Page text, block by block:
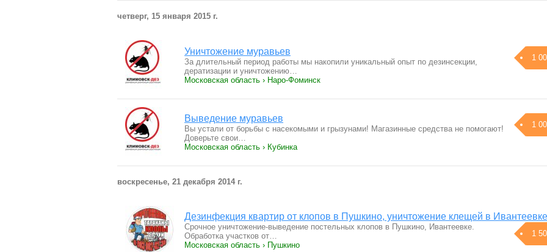
четверг, 15 января 2015 г.
Уничтожение муравьев
1
За длительный период работы мы накопили уникальный опыт по дезинсекции,
дератизации и уничтожению…
Московская область › Наро-Фоминск
Выведение муравьев
1
Вы устали от борьбы с насекомыми и грызунами! Магазинные средства не помогают!
Доверьте свои…
Московская область › Кубинка
воскресенье, 21 декабря 2014 г.
Дезинфекция квартир от клопов в Пушкино, уничтожение клещей в Ивантеевке
1
Срочное уничтожение-выведение постельных клопов в Пушкино, Ивантеевке.
Обработка участков от…
Московская область › Пушкино